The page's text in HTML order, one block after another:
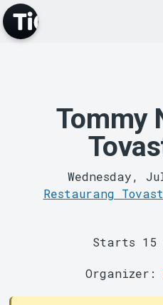
Tommy
Wednesday,
Restaurang
Starts 15
Organizer: